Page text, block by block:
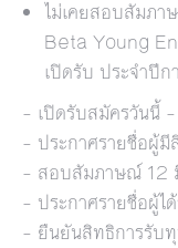
ไม่เคยสอบสัมภา
Beta Young
เปิดรับ ประจำปี
– เปิดรับสมัครวันนี้
– ประกาศรายชื่อ
– สอบสัมภาษณ์ 12
– ประกาศรายชื่อผู้
– ยืนยันสิทธิการรับ